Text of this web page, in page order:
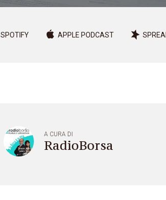
SPOTIFY APPLE PODCAST
A CURA DI
RadioBorsa